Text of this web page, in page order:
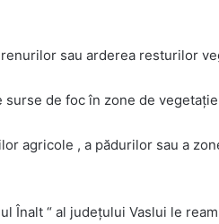
sau arderea resturilor
de foc în zone de
agricole , a pădurilor sau a
Înalt “ al județului Vaslui le